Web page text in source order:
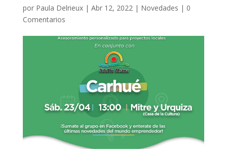
por Paula Delrieux| Abr 12, 2022| Novedades | 0
Comentarios